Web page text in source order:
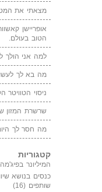
מצאתי את המטמון! לקח לי
אופריישן קאשוורטייזינג: איך
למה אני הולך לכנסים? (לא
מה בא לך לעשות ביום שלישי,
ניסוי הטוויטר הקטן שלי
שרשרת המזון של הטראפיק
מה חסר לך היום, בשביל
המיליונר בפיג'מה(149)
כנסים בנושא שיווק
כסף